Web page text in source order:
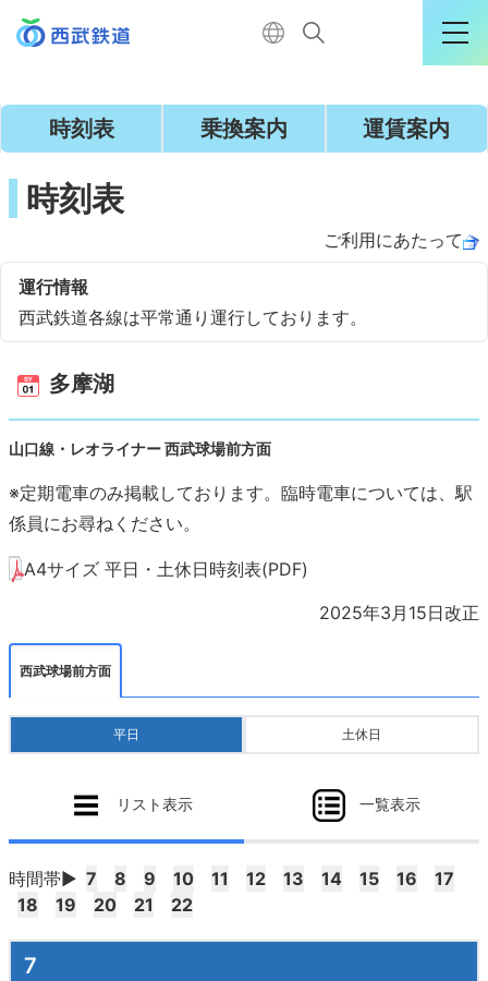
運行情報詳細
TOP
電車に乗る
暮らす
おでかけ
より安全に・快適に
法人の方へ
お問合せ・よくあるご質問
時刻表 乗換案内 運賃案内
時刻表
ご利用にあたって
運行情報
西武鉄道各線は平常通り運行しております。
多摩湖
山口線・レオライナー 西武球場前方面
※定期電車のみ掲載しております。臨時電車については、駅
係員にお尋ねください。
A4サイズ 平日・土休日時刻表(PDF)
2025年3月15日改正
西武球場前方面
平日 土休日
リスト表示 一覧表示
時間帯▶ 7 8 9 10 11 12 13 14 15 16
17
18
19 20 21 22
7